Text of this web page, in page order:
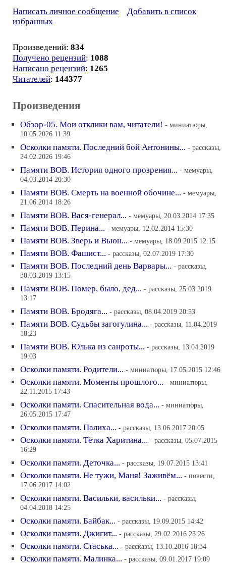
Написать личное сообщение
Добавить в список
избранных
Произведений: 834
Получено рецензий: 1088
Написано рецензий: 1265
Читателей: 144377
Произведения
Обзор-05. Мои отклики вам, читатели! - миниатюры,
10.05.2026 11:39
Осколки памяти. Последний бой Антонины... - рассказы,
24.02.2026 19:46
Памяти ВОВ. История одного прозрения... - мемуары,
04.03.2014 20:30
Памяти ВОВ. Смерть на военной обочине... - мемуары,
21.06.2014 18:26
Памяти ВОВ. Вася-генерал... - мемуары, 20.03.2014 17:35
Памяти ВОВ. Перина... - мемуары, 12.02.2014 15:30
Памяти ВОВ. Зверь и Вьюн... - мемуары, 18.09.2015 12:15
Памяти ВОВ. Фашист... - рассказы, 02.07.2019 17:30
Памяти ВОВ. Последний день Варвары... - рассказы,
30.03.2019 13:15
Памяти ВОВ. Помер, было, дед... - рассказы, 25.03.2019
13:17
Памяти ВОВ. Бродяга... - рассказы, 08.04.2019 20:53
Памяти ВОВ. Судьбы загогулина... - рассказы, 11.04.2019
18:23
Памяти ВОВ. Юлька из санроты... - рассказы, 13.04.2019
19:03
Осколки памяти. Родители... - миниатюры, 17.05.2015 12:46
Осколки памяти. Моменты прошлого... - миниатюры,
22.11.2015 17:43
Осколки памяти. Спасительная вода... - миниатюры,
26.05.2015 17:47
Осколки памяти. Палиха... - рассказы, 13.06.2017 20:05
Осколки памяти. Тётка Харитина... - рассказы, 05.07.2015
16:29
Осколки памяти. Деточка... - рассказы, 19.07.2015 13:41
Осколки памяти. Не тужи, Маня! Заживём... - повести,
17.06.2017 14:02
Осколки памяти. Васильки, васильки... - рассказы,
04.04.2018 14:25
Осколки памяти. Байбак... - рассказы, 19.09.2015 14:42
Осколки памяти. Джигит... - рассказы, 29.02.2016 23:26
Осколки памяти. Стаська... - рассказы, 13.10.2016 18:34
Осколки памяти. Малинка... - рассказы, 09.01.2017 19:09